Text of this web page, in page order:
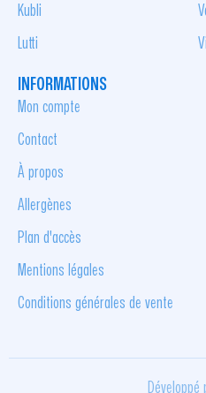
Kubli
Lutti
INFORMATIONS
Mon compte
Contact
À propos
Allergènes
Plan d'accès
Mentions légales
Conditions générales de vente
Développé